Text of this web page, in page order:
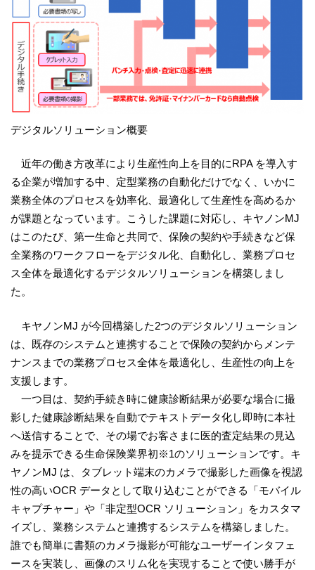
デジタルソリューション概要
近年の働き方改革により生産性向上を目的にRPA を導入す
る企業が増加する中、定型業務の自動化だけでなく、いかに
業務全体のプロセスを効率化、最適化して生産性を高めるか
が課題となっています。こうした課題に対応し、キヤノンMJ
はこのたび、第一生命と共同で、保険の契約や手続きなど保
全業務のワークフローをデジタル化、自動化し、業務プロセ
ス全体を最適化するデジタルソリューションを構築しまし
た。
キヤノンMJ が今回構築した2つのデジタルソリューション
は、既存のシステムと連携することで保険の契約からメンテ
ナンスまでの業務プロセス全体を最適化し、生産性の向上を
支援します。
一つ目は、契約手続き時に健康診断結果が必要な場合に撮
影した健康診断結果を自動でテキストデータ化し即時に本社
へ送信することで、その場でお客さまに医的査定結果の見込
みを提示できる生命保険業界初※1のソリューションです。キ
ヤノンMJ は、タブレット端末のカメラで撮影した画像を視認
性の高いOCR データとして取り込むことができる「モバイル
キャプチャー」や「非定型OCR ソリューション」をカスタマ
イズし、業務システムと連携するシステムを構築しました。
誰でも簡単に書類のカメラ撮影が可能なユーザーインタフェ
ースを実装し、画像のスリム化を実現することで使い勝手が